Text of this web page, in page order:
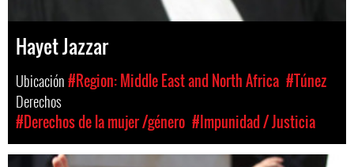
Hayet Jazzar
Ubicación#Region: Middle East and North Africa #Túnez
Derechos
#Derechos de la mujer /género #Impunidad / Justicia